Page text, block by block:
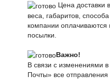
Цена доставки
веса, габаритов,
компании оплачиваются
посылки.
Важно!
В связи с изменениями
Почты» все